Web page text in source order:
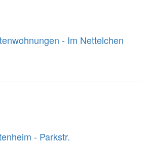
- Im Nettelchen
- Parkstr.